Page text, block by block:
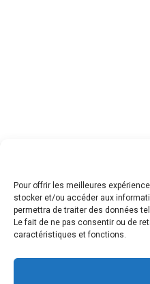
Pour offrir les meilleures
stocker et/ou accéder aux
permettra de traiter des données
Le fait de ne pas consentir ou de
caractéristiques et fonctions.